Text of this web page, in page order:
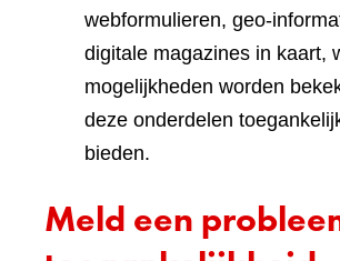
webformulieren, geo-
digitale magazines in kaart,
mogelijkheden worden
deze onderdelen
bieden.
Meld een